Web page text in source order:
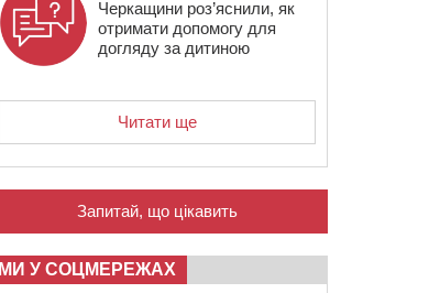
Черкащини роз’яснили, як
отримати допомогу для
догляду за дитиною
Читати ще
Запитай, що цікавить
МИ У СОЦМЕРЕЖАХ